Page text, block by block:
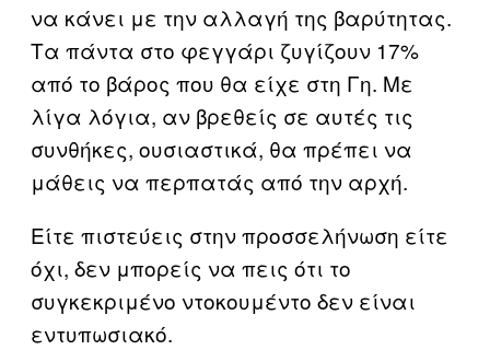
να κάνει με την αλλαγή της βαρύτητας.
Τα πάντα στο φεγγάρι ζυγίζουν 17%
από το βάρος που θα είχε στη Γη. Με
λίγα λόγια, αν βρεθείς σε αυτές τις
συνθήκες, ουσιαστικά, θα πρέπει να
μάθεις να περπατάς από την αρχή.
Είτε πιστεύεις στην προσσελήνωση είτε
όχι, δεν μπορείς να πεις ότι το
συγκεκριμένο ντοκουμέντο δεν είναι
εντυπωσιακό.